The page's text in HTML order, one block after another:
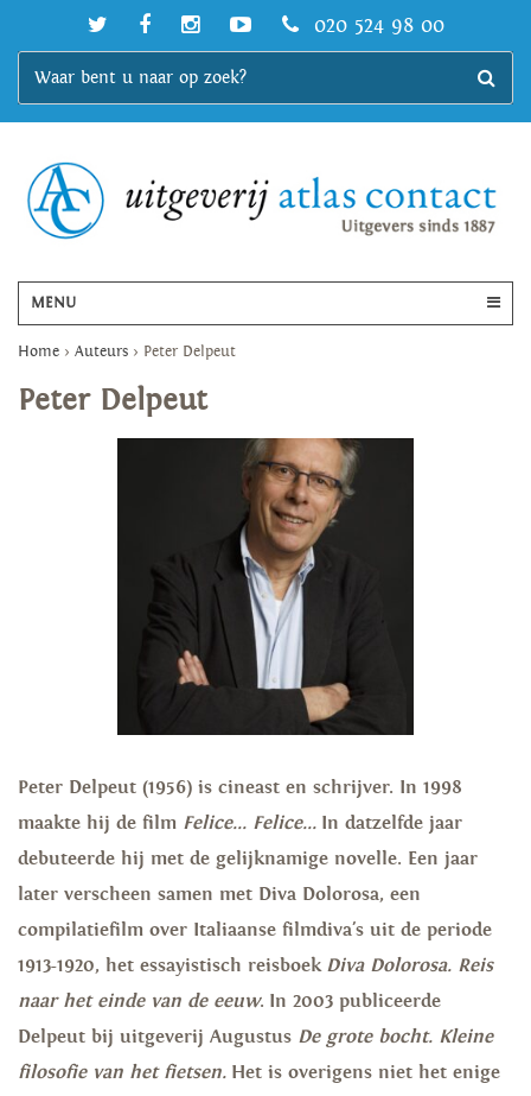
020 524 98 00
MENU
Home > Auteurs > Peter Delpeut
Peter Delpeut
Peter Delpeut (1956) is cineast en schrijver. In 1998
maakte hij de film Felice... Felice... In datzelfde jaar
debuteerde hij met de gelijknamige novelle. Een jaar
later verscheen samen met Diva Dolorosa, een
compilatiefilm over Italiaanse filmdiva's uit de periode
1913-1920, het essayistisch reisboekDiva Dolorosa. Reis
naar het einde van de eeuw. In 2003 publiceerde
Delpeut bij uitgeverij Augustus De grote bocht. Kleine
filosofie van het fietsen. Het is overigens niet het enige